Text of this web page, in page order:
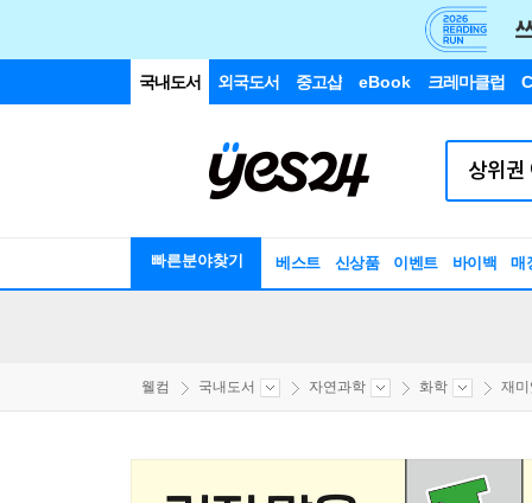
국내도서 외국도서 중고샵 eBook 크레마클럽
빠른분야찾기 베스트 신상품 이벤트 바이백 매
웰컴 국내도서 자연과학 화학 재